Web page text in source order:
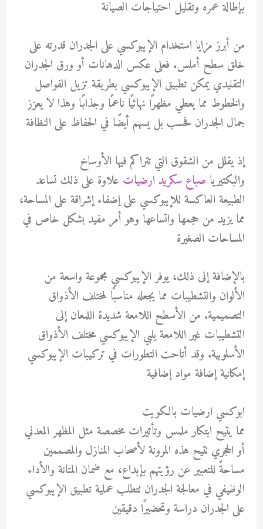
بإطالة عمره وتقليل احتياجات الصيانة
من أبرز مزايا استخدام الإيبوكسي على الجدران قدرته على
خلق سطح أملس. فعلى عكس الدهانات أو ورق الجدران
التقليدي يمكن تطبيق الإيبوكسي بطريقة تزيل الفواصل
والخطوط مما يعطي مظهرًا نهائيًا ناعمًا وجذابًا وهذا لا يعزز
جمال الجدران فحسب بل يسهم أيضًا في الحفاظ على النظافة
إذ يقلل من الشقوق التي تتراكم فيها الأوساخ
والبكتيريا صباع سكريد ارضيات علاوة على ذلك تساعد
الطبيعة العاكسة للإيبوكسي على إضفاء إشراقة على المساحة،
مما يزيد من حجمها واتساعها وهو أمر مفيد بشكل خاص في
المساحات الصغيرة
بالإضافة إلى ذلك، يوفر الإيبوكسي مجموعة واسعة من
الألوان والتشطيبات مما يجعله مناسبًا لمختلف الأذواق
التصميمية. من الأسطح اللامعة شديدة اللمعان إلى
التشطيبات غير اللامعة يلبي الإيبوكسي مختلف الأذواق
الأسلوبية. وقد أتاحت التطورات في تركيبات الإيبوكسي
إمكانية إضافة مواد إضافية
ابوكسي ارضيات بالكويت
مما يتيح ابتكار ملمس وتأثيرات مخصصة مثل المظهر المعدني
أو الحجري تتيح هذه المرونة لأصحاب المنازل والمصممين
مساحةً للتعبير عن رؤيتهم بإبداع، مع ضمان المتانة والأداء
الوظيفي في معالجة الجدران تتطلب عملية تطبيق الإيبوكسي
على الجدران دراسة وتحضيرًا دقيقين